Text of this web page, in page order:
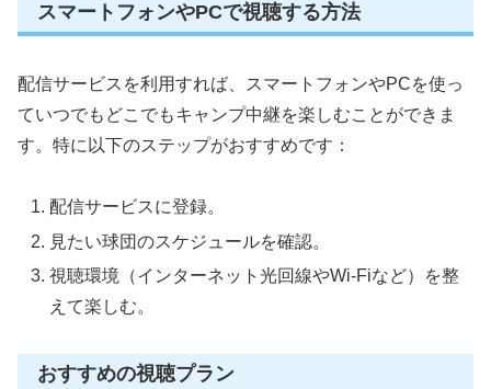
スマートフォンやPCで視聴する方法
配信サービスを利用すれば、スマートフォンやPCを使っ
ていつでもどこでもキャンプ中継を楽しむことができま
す。特に以下のステップがおすすめです：
配信サービスに登録。
見たい球団のスケジュールを確認。
視聴環境（インターネット光回線やWi-Fiなど）を整
えて楽しむ。
おすすめの視聴プラン